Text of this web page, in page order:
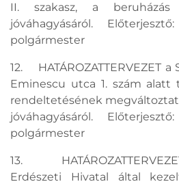
II. szakasz, a beruházás
jóváhagyásáról.
polgármester
12. HATÁROZATTERVEZET
Eminescu utca 1. szám alatt
rendeltetésének
jóváhagyásáról.
polgármester
13.
Erdészeti Hivatal által